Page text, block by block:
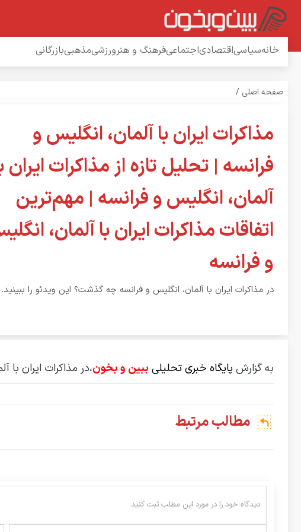
خانهسیاسیاقتصادیاجتماعیفرهنگ و هنرورزشیمذهبیبازرگانی
صفحه اصلی /
مذاکرات ایران با آلمان، انگلیس و
فرانسه | تحلیل تازه از مذاکرات ایران
آلمان، انگلیس و فرانسه | مهم‌ترین
اتفاقات مذاکرات ایران با آلمان،
و فرانسه
در مذاکرات ایران با آلمان، انگلیس و فرانسه چه گذشت؟ این ویدئو را ببینید.
به گزارش پایگاه خبری تحلیلی ببین و بخون،در مذاکرات ایران
مطالب مرتبط